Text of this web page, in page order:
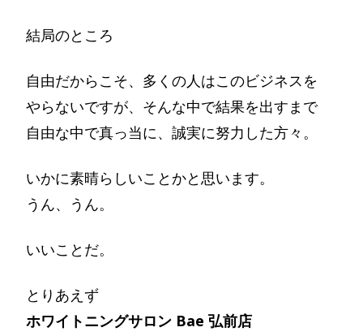
結局のところ
自由だからこそ、多くの人はこのビジネスを
やらないですが、そんな中で結果を出すまで
自由な中で真っ当に、誠実に努力した方々。
いかに素晴らしいことかと思います。
うん、うん。
いいことだ。
とりあえず
ホワイトニングサロン Bae 弘前店